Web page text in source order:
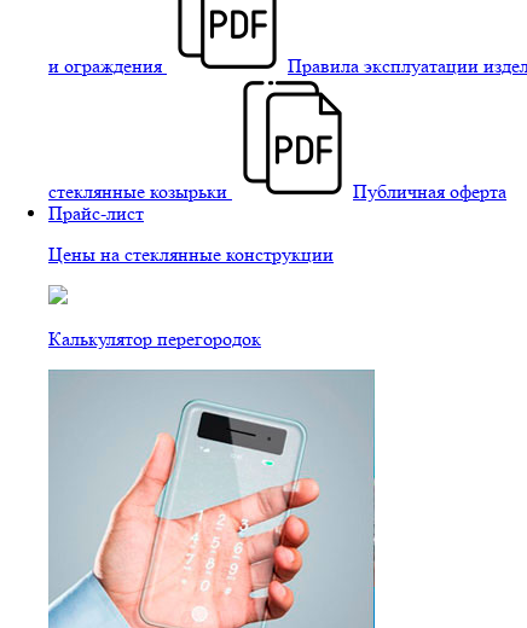
и ограждения Правила эксплуатации
стеклянные козырьки
Публичная оферта
Прайс-лист
Цены на стеклянные конструкции
Калькулятор перегородок